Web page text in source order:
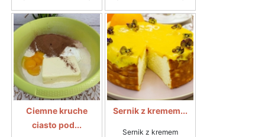
Ciemne kruche
ciasto pod...
Sernik z kremem...
Sernik z kremem